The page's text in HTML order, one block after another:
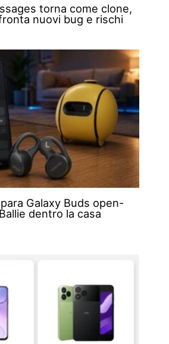
torna come clone,
nuovi bug e rischi
Galaxy Buds open-
dentro la casa